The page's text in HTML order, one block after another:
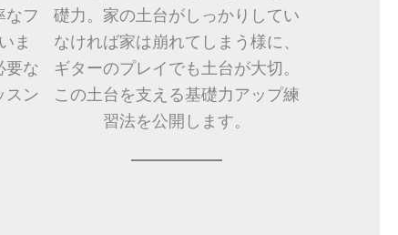
なフ
ま
要な
スン
礎力。家の土台がしっかりしてい
なければ家は崩れてしまう様に、
ギターのプレイでも土台が大切。
この土台を支える基礎力アップ練
習法を公開します。